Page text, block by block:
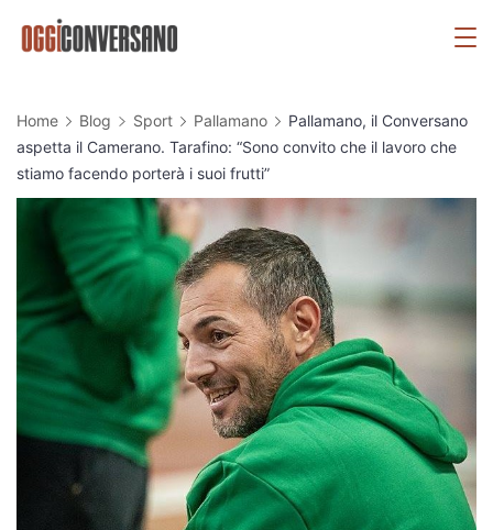
Home Blog Sport Pallamano
Pallamano, il Conversano
aspetta il Camerano. Tarafino: “Sono convito che il lavoro che
stiamo facendo porterà i suoi frutti”